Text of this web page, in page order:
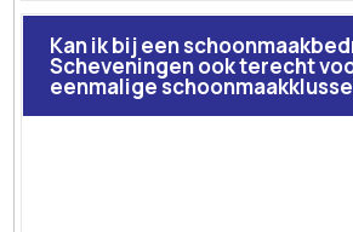
Kan ik bij een
Scheveningen ook terecht
eenmalige